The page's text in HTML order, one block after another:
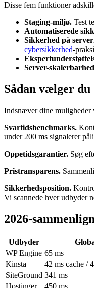
Disse fem funktioner
Staging-miljø. Test
Automatiserede
Sikkerhed på
cybersikkerhed-
Server-
Sådan vælger du
Indsnæver dine muligheder
Svartidsbenchmarks.
under 200 ms signalerer
Oppetidsgarantier. Søg
Pristransparens.
Sikkerhedsposition.
Vi scannede hver udbyder
2026-
Udbyder
WP Engine 65 ms
Kinsta
42 ms cache /
SiteGround 341 ms
Hostinger
450 ms